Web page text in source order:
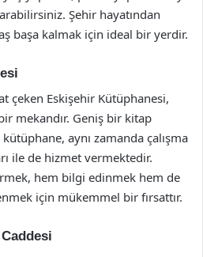
Şehir hayatından
başa kalmak için ideal bir yerdir.
çeken Eskişehir Kütüphanesi,
mekandır. Geniş bir kitap
aynı zamanda çalışma
ile de hizmet vermektedir.
hem bilgi edinmek hem de
için mükemmel bir fırsattır.